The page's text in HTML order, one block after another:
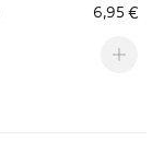
6,95 €